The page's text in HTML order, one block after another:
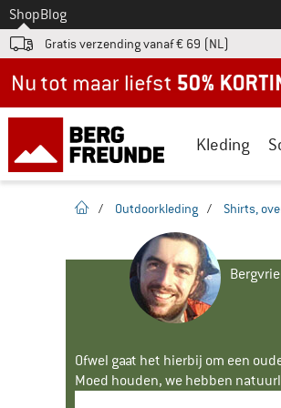
Naar
ShopBlog
Gratis verzending vanaf € 69 (NL)
Kleding
Startpagina
/ Outdoorkleding / Shirts,
Ofwel gaat het hierbij om een
Moed houden, we hebben